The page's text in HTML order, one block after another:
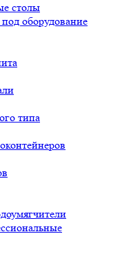
столы
оборудование
типа